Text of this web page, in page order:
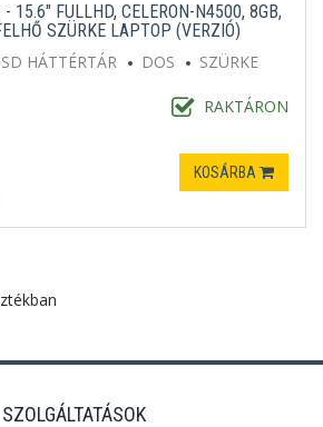
15.6" FULLHD, CELERON-N4500, 8GB,
SZÜRKE LAPTOP (VERZIÓ)
HÁTTÉRTÁR DOS SZÜRKE
RAKTÁRON
KOSÁRBA
SZOLGÁLTATÁSOK